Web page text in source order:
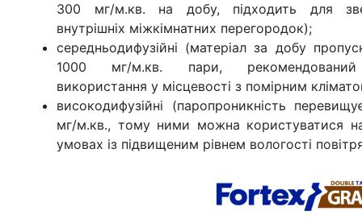
300 мг/м.кв. на добу, підходить для
внутрішніх міжкімнатних перегородок);
середньодифузійні (матеріал за добу
1000 мг/м.кв. пари,
використання у місцевості з помірним
високодифузійні (паропроникність
мг/м.кв., тому ними можна користуватися
умовах із підвищеним рівнем вологості